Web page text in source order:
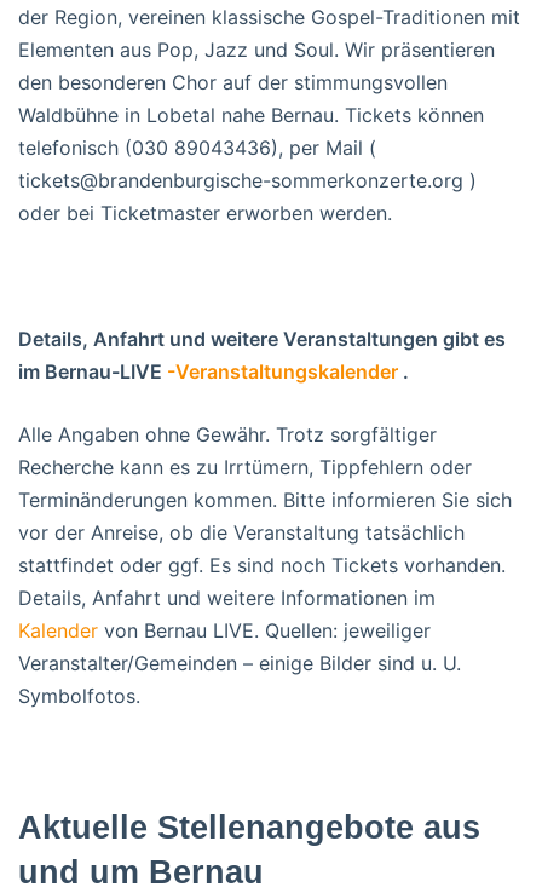
der Region, vereinen klassische Gospel-Traditionen mit
Elementen aus Pop, Jazz und Soul. Wir präsentieren
den besonderen Chor auf der stimmungsvollen
Waldbühne in Lobetal nahe Bernau. Tickets können
telefonisch (030 89043436), per Mail (
tickets@brandenburgische-sommerkonzerte.org )
oder bei Ticketmaster erworben werden.
Details, Anfahrt und weitere Veranstaltungen gibt es
im Bernau-LIVE -Veranstaltungskalender .
Alle Angaben ohne Gewähr. Trotz sorgfältiger
Recherche kann es zu Irrtümern, Tippfehlern oder
Terminänderungen kommen. Bitte informieren Sie sich
vor der Anreise, ob die Veranstaltung tatsächlich
stattfindet oder ggf. Es sind noch Tickets vorhanden.
Details, Anfahrt und weitere Informationen im
Kalender von Bernau LIVE. Quellen: jeweiliger
Veranstalter/Gemeinden – einige Bilder sind u. U.
Symbolfotos.
Aktuelle Stellenangebote aus
und um Bernau